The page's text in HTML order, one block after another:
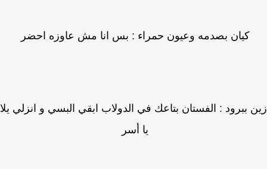
كيان بصدمه وعيون حمراء : بس انا مش عاوزه احضر
ببرود : الفستان بتاعك في الدولاب ابقي البسي و انزلي يلا
يا أسر